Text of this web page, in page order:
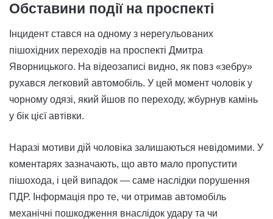
Обставини події на проспекті
Інцидент стався на одному з нерегульованих
пішохідних переходів на проспекті Дмитра
Яворницького. На відеозаписі видно, як повз «зебру»
рухався легковий автомобіль. У цей момент чоловік у
чорному одязі, який йшов по переходу, жбурнув камінь
у бік цієї автівки.
Наразі мотиви дій чоловіка залишаються невідомими. У
коментарях зазначають, що авто мало пропустити
пішохода, і цей випадок — саме наслідки порушення
ПДР. Інформація про те, чи отримав автомобіль
механічні пошкодження внаслідок удару та чи